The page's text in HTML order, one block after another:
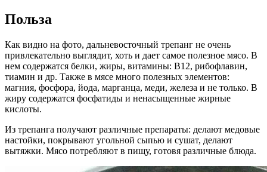
Польза
Как видно на фото, дальневосточный трепанг не очень
привлекательно выглядит, хоть и дает самое полезное мясо. В
нем содержатся белки, жиры, витамины: В12, рибофлавин,
тиамин и др. Также в мясе много полезных элементов:
магния, фосфора, йода, марганца, меди, железа и не только. В
жиру содержатся фосфатиды и ненасыщенные жирные
кислоты.
Из трепанга получают различные препараты: делают медовые
настойки, покрывают угольной сыпью и сушат, делают
вытяжки. Мясо потребляют в пищу, готовя различные блюда.